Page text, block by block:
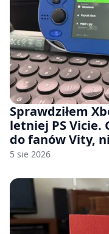
Sprawdziłem
letniej PS Vicie.
do fanów Vity,
wiele [FELIETON]
5 sie 2026